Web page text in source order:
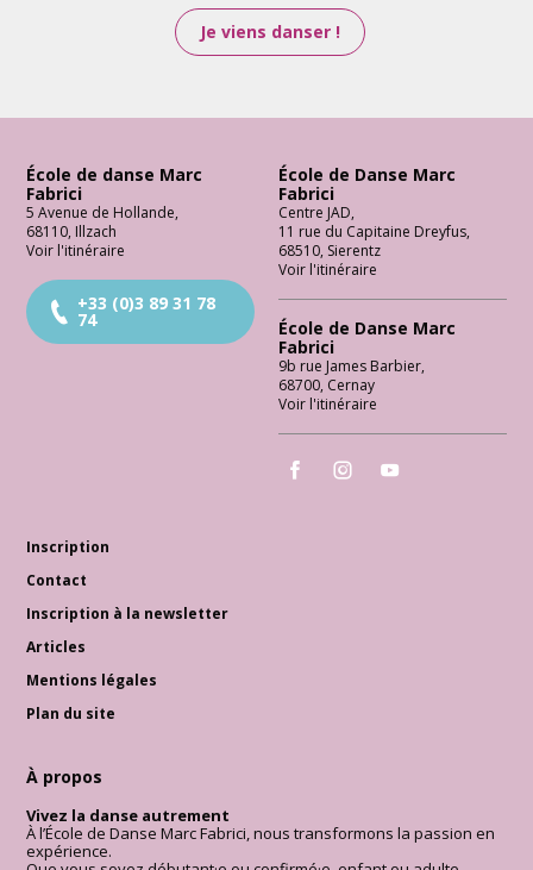
Je viens danser !
École de danse Marc
Fabrici
5 Avenue de Hollande,
68110, Illzach
Voir l'itinéraire
+33 (0)3 89 31 78
74
École de Danse Marc
Fabrici
Centre JAD,
11 rue du Capitaine Dreyfus,
68510, Sierentz
Voir l'itinéraire
École de Danse Marc
Fabrici
9b rue James Barbier,
68700, Cernay
Voir l'itinéraire
École de Danse Marc Fabrici
École de Danse Marc Fabrici
École de Danse
Inscription
Contact
Inscription à la newsletter
Articles
Mentions légales
Plan du site
À propos
Vivez la danse autrement
À l’École de Danse Marc Fabrici, nous transformons la passion en
expérience.